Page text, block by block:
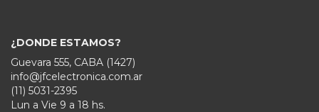
¿DONDE ESTAMOS?
Guevara 555, CABA (1427)
info@jfcelectronica.com.ar
(11) 5031-2395
Lun a Vie 9 a 18 hs.